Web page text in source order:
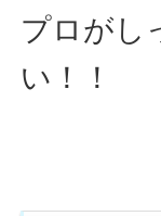
プロがし
い！！